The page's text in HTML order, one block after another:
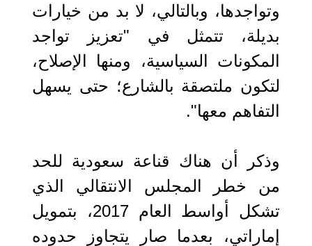
وتواجدها، وبالتالي، لا بد من خيارات
بديلة، تتمثل في "تعزيز تواجد
المكونات السياسية، ومنها الإصلاح،
لتكون ملتصقة بالشارع؛ حتى يسهل
التفاهم معها".
وذكر أن هناك قناعة سعودية للحد
من خطر المجلس الانتقالي الذي
تشكل أواسط العام 2017، بتمويل
إماراتي، بعدما صار يتجاوز حدوده